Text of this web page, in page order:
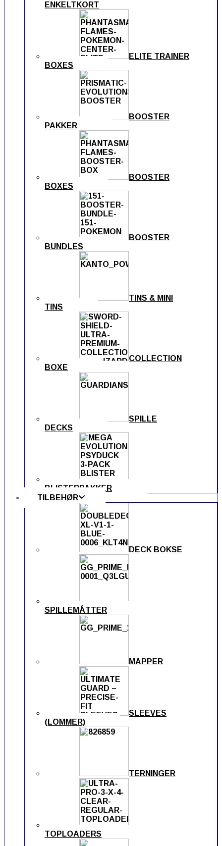
ENKELTKORT
ELITE TRAINER
BOXES
BOOSTER
PAKKER
BOOSTER
BOXES
BOOSTER
BUNDLES
TINS & MINI
TINS
COLLECTION
BOXE
SPILLE
DECKS
BLISTERPAKKER
TILBEHØR
DECK BOKSE
SPILLEMÅTTER
MAPPER
SLEEVES
(LOMMER)
TERNINGER
TOPLOADERS